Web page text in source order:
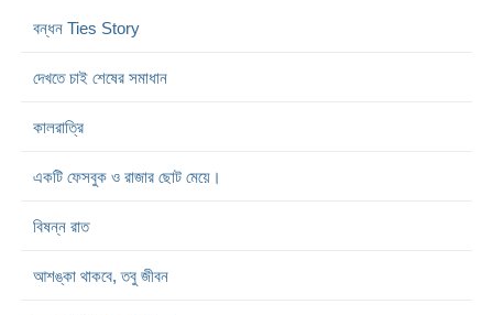
বন্ধন Ties Story
দেখতে চাই শেষের সমাধান
কালরাত্রি
একটি ফেসবুক ও রাজার ছোট মেয়ে।
বিষন্ন রাত
আশঙ্কা থাকবে, তবু জীবন